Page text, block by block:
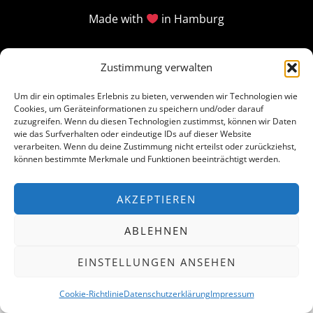
Zustimmung verwalten
Um dir ein optimales Erlebnis zu bieten, verwenden wir Technologien wie
Cookies, um Geräteinformationen zu speichern und/oder darauf
zuzugreifen. Wenn du diesen Technologien zustimmst, können wir Daten
wie das Surfverhalten oder eindeutige IDs auf dieser Website
verarbeiten. Wenn du deine Zustimmung nicht erteilst oder zurückziehst,
können bestimmte Merkmale und Funktionen beeinträchtigt werden.
AKZEPTIEREN
ABLEHNEN
EINSTELLUNGEN ANSEHEN
Cookie-RichtlinieDatenschutzerklärungImpressum
Made with in Hamburg